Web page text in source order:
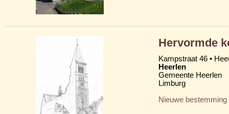
Hervormde
Kampstraat 46 •
Heerlen
Gemeente Heerlen
Limburg
Nieuwe bestemming